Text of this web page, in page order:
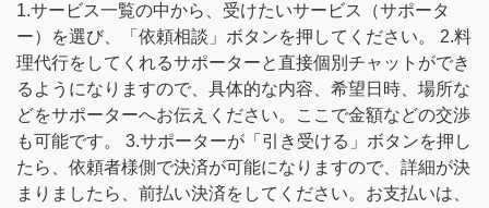
1.サービス一覧の中から、受けたいサービス（サポータ
ー）を選び、「依頼相談」ボタンを押してください。 2.料
理代行をしてくれるサポーターと直接個別チャットができ
るようになりますので、具体的な内容、希望日時、場所な
どをサポーターへお伝えください。ここで金額などの交渉
も可能です。 3.サポーターが「引き受ける」ボタンを押し
たら、依頼者様側で決済が可能になりますので、詳細が決
まりましたら、前払い決済をしてください。お支払いは、